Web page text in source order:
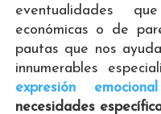
eventualidades
económicas o de
pautas que nos
innumerables
expresión emocional
necesidades